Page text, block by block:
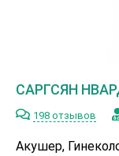
САРГСЯН
198 отзывов
Акушер,